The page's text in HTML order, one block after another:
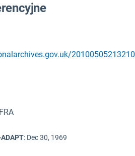
: Dec 30, 1969